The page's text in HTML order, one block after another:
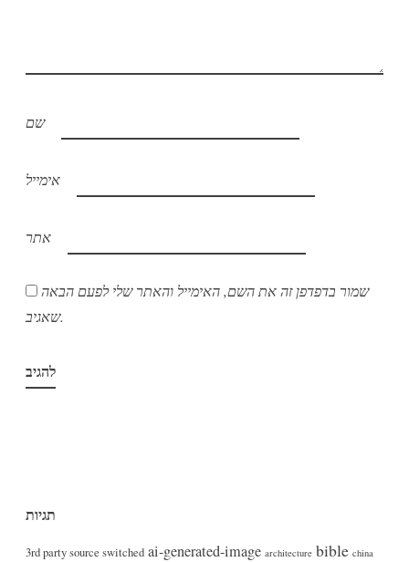
שם
אימייל
אתר
שמור בדפדפן זה את השם, האימייל והאתר שלי לפעם הבאה
שאגיב.
תגיות
3rd party source switched ai-generated-image architecture bible china